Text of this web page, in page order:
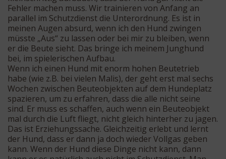
Fehler machen muss. Wir trainieren von Anfang an
parallel im Schutzdienst die Unterordnung. Es ist in
meinen Augen absurd, wenn ich den Hund zwingen
müsste „Aus“ zu lassen oder bei mir zu bleiben, wenn
er die Beute sieht. Das bringe ich meinem Junghund
bei, im spielerischen Aufbau.
Wenn ich einen Hund mit enorm hohen Beutetrieb
habe (wie z.B. bei vielen Malis), der geht erst mal sechs
Wochen zwischen Beuteobjekten auf dem Hundeplatz
spazieren, um zu erfahren, dass die alle nicht seine
sind. Er muss es schaffen, auch wenn ein Beuteobjekt
mal durch die Luft fliegt, nicht gleich hinterher zu jagen.
Das ist Erziehungssache. Gleichzeitig erlebt und lernt
der Hund, dass er dann ja doch wieder Vollgas geben
kann. Wenn der Hund diese Dinge nicht kann, dann